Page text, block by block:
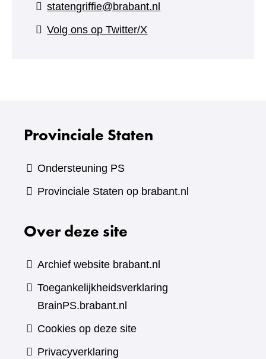
statengriffie@brabant.nl
Volg ons op Twitter/X
Provinciale Staten
Ondersteuning PS
Provinciale Staten op brabant.nl
Over deze site
Archief website brabant.nl
Toegankelijkheidsverklaring
BrainPS.brabant.nl
Cookies op deze site
Privacyverklaring